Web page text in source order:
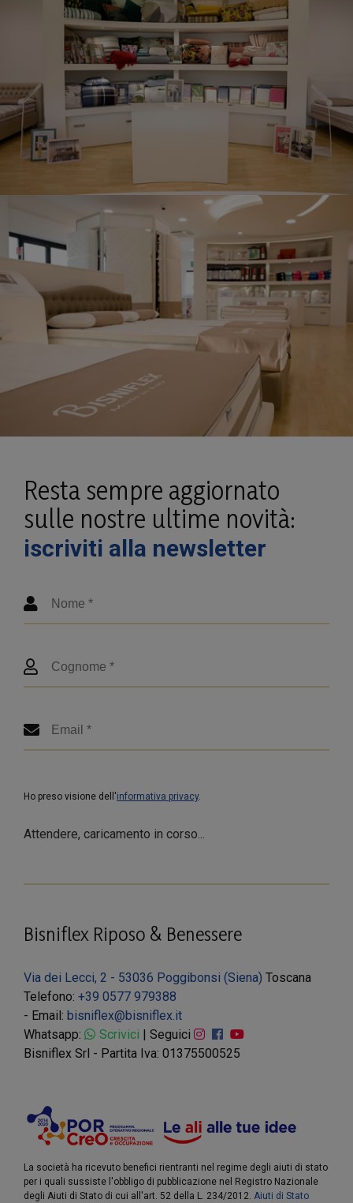
Resta sempre aggiornato
sulle nostre ultime novità:
iscriviti alla newsletter
Ho preso visione dell'informativa privacy.
Attendere, caricamento in corso...
Bisniflex Riposo & Benessere
Via dei Lecci, 2 - 53036 Poggibonsi (Siena) Toscana
Telefono: +39 0577 979388
- Email: bisniflex@bisniflex.it
Whatsapp:
Scrivici | Seguici
Bisniflex Srl - Partita Iva: 01375500525
La società ha ricevuto benefici rientranti nel regime degli aiuti di stato
per i quali sussiste l'obbligo di pubblicazione nel Registro Nazionale
degli Aiuti di Stato di cui all'art. 52 della L. 234/2012. Aiuti di Stato